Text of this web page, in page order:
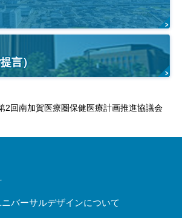
言）
2回南加賀医療圏保健医療計画推進協議会
バーサルデザインについて